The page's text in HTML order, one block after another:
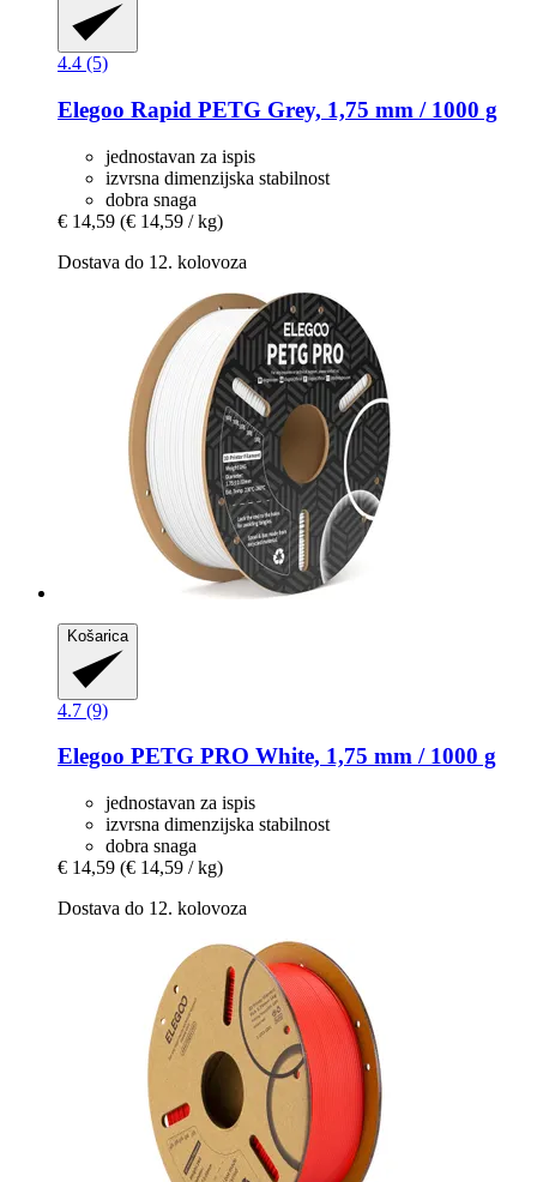
4.4 (5)
Elegoo Rapid PETG Grey, 1,75 mm / 1000 g
jednostavan za ispis
izvrsna dimenzijska stabilnost
dobra snaga
€ 14,59 (€ 14,59 / kg)
Dostava do 12. kolovoza
Košarica
4.7 (9)
Elegoo PETG PRO White, 1,75 mm / 1000 g
jednostavan za ispis
izvrsna dimenzijska stabilnost
dobra snaga
€ 14,59 (€ 14,59 / kg)
Dostava do 12. kolovoza